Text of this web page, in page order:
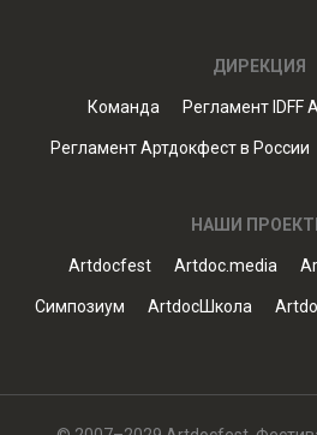
ДИРЕКЦИЯ
Команда Регламент IDFF
Регламент Артдокфест в России
НАШИ
Artdocfest Artdoc.media
Симпозиум ArtdocШкола